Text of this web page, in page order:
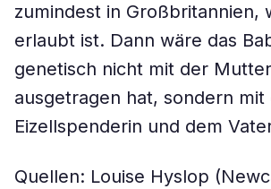
zumindest in Großbritannien,
erlaubt ist. Dann wäre das
genetisch nicht mit der
ausgetragen hat, sondern mit
Eizellspenderin und dem
Quellen: Louise Hyslop